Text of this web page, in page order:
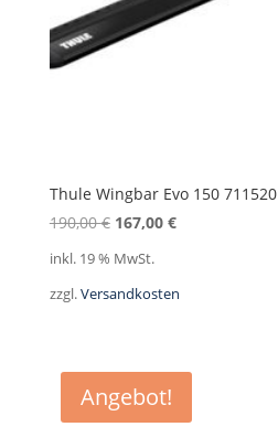
Thule Wingbar Evo 150 711520
190,00€ Ursprünglicher
190,00 €
167,00 €Aktueller
167,00 €.
inkl. 19 % MwSt.
zzgl.Versandkosten
Angebot!